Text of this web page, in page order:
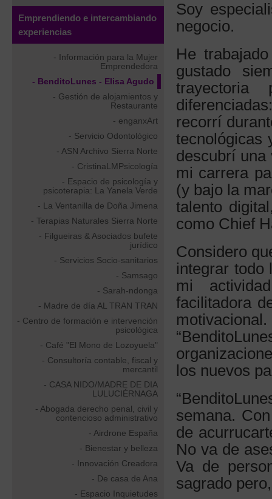
Emprendiendo e intercambiando
experiencias
- Información para la Mujer
Emprendedora
- BenditoLunes - Elisa Agudo
- Gestión de alojamientos y
Restaurante
- enganxArt
- Servicio Odontológico
- ASN Archivo Sierra Norte
- CristinaLMPsicología
- Espacio de psicología y
psicoterapia: La Yanela Verde
- La Ventanilla de Doña Jimena
- Terapias Naturales Sierra Norte
- Filgueiras & Asociados bufete
jurídico
- Servicios Socio-sanitarios
- Samsago
- Sarah-ndonga
- Madre de día AL TRAN TRAN
- Centro de formación e intervención
psicológica
- Café "El Mono de Lozoyuela"
- Consultoría contable, fiscal y
mercantil
- CASA NIDO/MADRE DE DIA
LULUCIÉRNAGA
- Abogada derecho penal, civil y
contencioso administrativo
- Airdrone España
- Bienestar y belleza
- Innovación Creadora
- De casa de Ana
- Espacio Inquietudes
Soy
negocio.
He
gustado
recorrí
tecnológicas
descubrí
mi carrera
(y bajo la
talento
como Chief
Considero
integrar todo
mi
facilitadora
los nuevos
semana.
de
No va de
Va de
sagrado